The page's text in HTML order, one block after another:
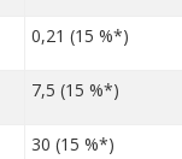
0,21 (15 %*)
7,5 (15 %*)
30 (15 %*)